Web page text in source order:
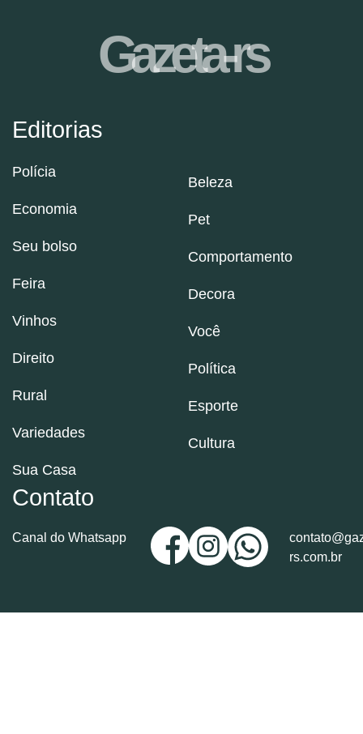
Editorias
Polícia
Economia
Seu bolso
Feira
Vinhos
Direito
Rural
Variedades
Sua Casa
Beleza
Pet
Comportamento
Decora
Você
Política
Esporte
Cultura
Contato
Canal do Whatsapp
rs.com.br
Gazeta-rs